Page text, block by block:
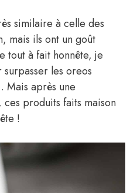
similaire à celle des
mais ils ont un goût
tout à fait honnête, je
surpasser les oreos
Mais après une
produits faits maison
!